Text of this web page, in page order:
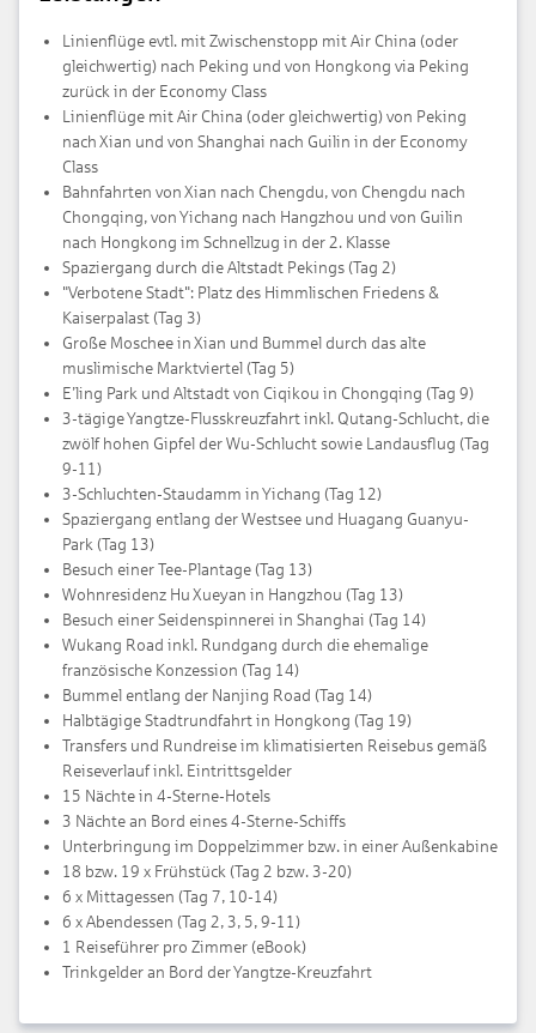
Linienflüge evtl. mit Zwischenstopp mit Air China (oder
gleichwertig) nach Peking und von Hongkong via Peking
zurück in der Economy Class
Linienflüge mit Air China (oder gleichwertig) von Peking
nach Xian und von Shanghai nach Guilin in der Economy
Class
Bahnfahrten von Xian nach Chengdu, von Chengdu nach
Chongqing, von Yichang nach Hangzhou und von Guilin
nach Hongkong im Schnellzug in der 2. Klasse
Spaziergang durch die Altstadt Pekings (Tag 2)
"Verbotene Stadt": Platz des Himmlischen Friedens &
Kaiserpalast (Tag 3)
Große Moschee in Xian und Bummel durch das alte
muslimische Marktviertel (Tag 5)
E’ling Park und Altstadt von Ciqikou in Chongqing (Tag 9)
3-tägige Yangtze-Flusskreuzfahrt inkl. Qutang-Schlucht, die
zwölf hohen Gipfel der Wu-Schlucht sowie Landausflug (Tag
9-11)
3-Schluchten-Staudamm in Yichang (Tag 12)
Spaziergang entlang der Westsee und Huagang Guanyu-
Park (Tag 13)
Besuch einer Tee-Plantage (Tag 13)
Wohnresidenz Hu Xueyan in Hangzhou (Tag 13)
Besuch einer Seidenspinnerei in Shanghai (Tag 14)
Wukang Road inkl. Rundgang durch die ehemalige
französische Konzession (Tag 14)
Bummel entlang der Nanjing Road (Tag 14)
Halbtägige Stadtrundfahrt in Hongkong (Tag 19)
Transfers und Rundreise im klimatisierten Reisebus gemäß
Reiseverlauf inkl. Eintrittsgelder
15 Nächte in 4-Sterne-Hotels
3 Nächte an Bord eines 4-Sterne-Schiffs
Unterbringung im Doppelzimmer bzw. in einer Außenkabine
18 bzw. 19 x Frühstück (Tag 2 bzw. 3-20)
6 x Mittagessen (Tag 7, 10-14)
6 x Abendessen (Tag 2, 3, 5, 9-11)
1 Reiseführer pro Zimmer (eBook)
Trinkgelder an Bord der Yangtze-Kreuzfahrt